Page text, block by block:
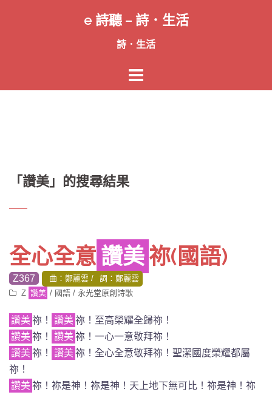
容
e 詩聽 – 詩．生活
詩．生活
「讚美 」的搜尋結果
全心全意 讚美祢(國語)
Z367 曲：鄭麗雲
詞：鄭麗雲
Z 讚美 / 國語 /永光堂原創詩歌
讚美祢！ 讚美 祢！至高榮耀全歸祢！
讚美祢！ 讚美 祢！一心一意敬拜祢！
讚美祢！ 讚美 祢！全心全意敬拜祢！聖潔國度榮耀都屬
祢！
讚美祢！祢是神！祢是神！天上地下無可比！祢是神！祢